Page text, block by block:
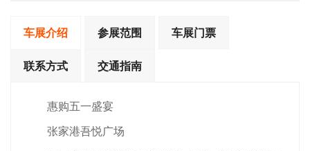
车展介绍 参展范围 车展门票
联系方式 交通指南
惠购五一盛宴
张家港吾悦广场